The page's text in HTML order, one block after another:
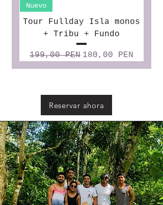
Nuevo
Tour Fullday Isla monos
+ Tribu + Fundo
Precio
199,00 PEN Precio de oferta
180,00 PEN
Reservar ahora